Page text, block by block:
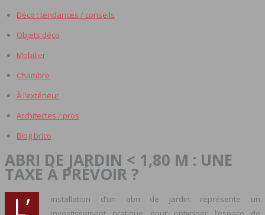
Déco : tendances / conseils
Objets déco
Mobilier
Chambre
À l’extérieur
Architectes / pros
Blog brico
ABRI DE JARDIN < 1,80 M : UNE
TAXE À PRÉVOIR ?
L’
installation d’un abri de jardin représente un